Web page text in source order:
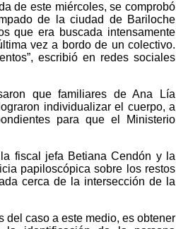
de este miércoles, se comprobó
de la ciudad de Bariloche
que era buscada intensamente
vez a bordo de un colectivo.
escribió en redes sociales
que familiares de Ana Lía
individualizar el cuerpo, a
para que el Ministerio
fiscal jefa Betiana Cendón y la
papiloscópica sobre los restos
cerca de la intersección de la
del caso a este medio, es obtener